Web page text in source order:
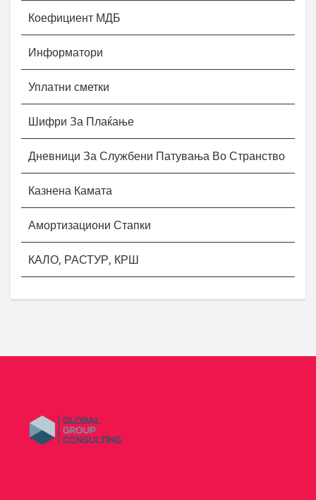
Коефициент МДБ
Информатори
Уплатни сметки
Шифри За Плаќање
Дневници За Службени Патувања Во Странство
Казнена Камата
Амортизациони Стапки
КАЛО, РАСТУР, КРШ